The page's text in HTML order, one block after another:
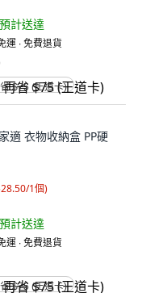
預計送達
運 ∙ 免費退貨
$75 (王道卡)
適 衣物收納盒 PP硬
1個)
預計送達
運 ∙ 免費退貨
$75 (王道卡)